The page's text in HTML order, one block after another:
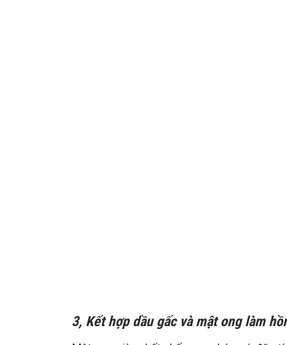
3, Kết hợp dầu gấc và mật ong làm